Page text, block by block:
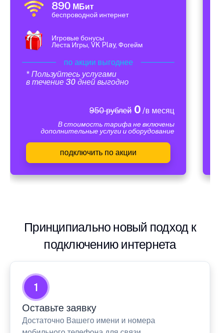
890 МБит
беспроводной интернет
Игровые бонусы
Леста Игры, VK Play, Фогейм
по акции выгоднее
* Пользуйтесь услугами
в течение 30 дней выгодно
950 рублей0 /в месяц
В стоимость тарифа не включены
дополнительные услуги и оборудование
подключить по акции
Принципиально новый подход к
подключению интернета
1
Оставьте заявку
Достаточно Вашего имени и номера